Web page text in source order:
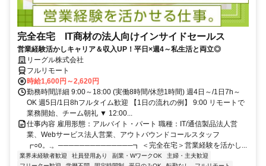
完全在宅 IT商材の法人向けインサイドセールス
営業経験活かしキャリア＆収入UP！平日×週4～私生活と両立◎
リーグル株式会社
フルリモート
時給1,600円～2,620円
勤務時間詳細 9:00～18:00 (実働8時間/休憩1時間) 週4日～/1日7h～
OK 週5日/1日8hフルタイム歓迎 【1日の流れの例】 9:00 リモートで
業務開始、チーム朝礼 ▼ 12:00...
仕事内容 雇用形態：アルバイト・パート 職種：IT/通信製品法人営
業、Webサービス法人営業、アウトバウンドコールスタッフ
┏○o。.。──────────────┓ ＜完全在宅＞営業経験を活かし...
業界未経験者歓迎 社員登用あり 副業・WワークOK
主婦・主夫歓迎